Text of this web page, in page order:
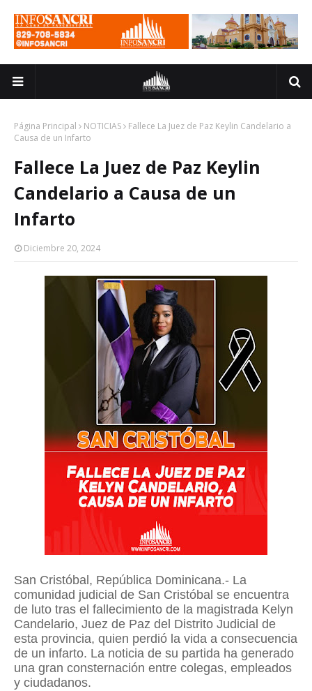
Página Principal NOTICIAS
Fallece La Juez de Paz Keylin Candelario a
Causa de un Infarto
Fallece La Juez de Paz Keylin
Candelario a Causa de un
Infarto
Diciembre 20, 2024
San Cristóbal, República Dominicana.- La
comunidad judicial de San Cristóbal se encuentra
de luto tras el fallecimiento de la magistrada Kelyn
Candelario, Juez de Paz del Distrito Judicial de
esta provincia, quien perdió la vida a consecuencia
de un infarto. La noticia de su partida ha generado
una gran consternación entre colegas, empleados
y ciudadanos.